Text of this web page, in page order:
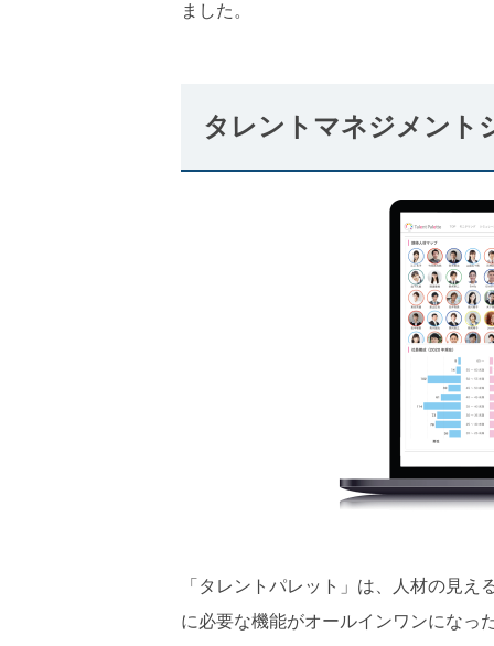
ました。
タレントマネジメント
「タレントパレット」は、人材の見
に必要な機能がオールインワンになっ